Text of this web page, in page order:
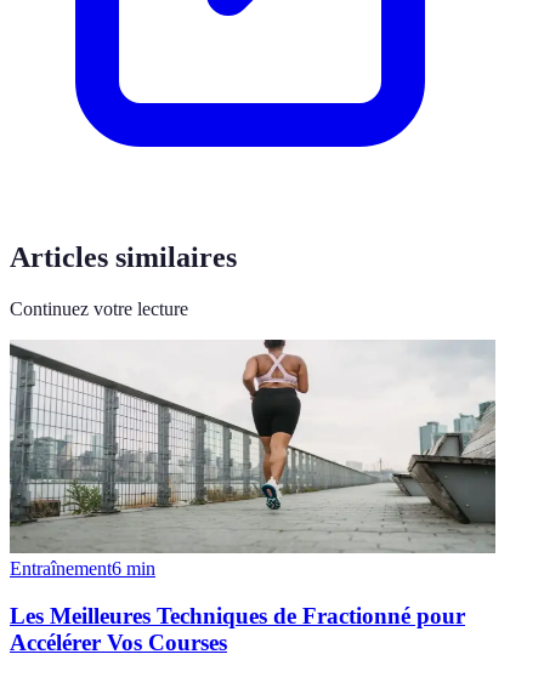
Articles similaires
Continuez votre lecture
Entraînement6 min
Les Meilleures Techniques de Fractionné pour
Accélérer Vos Courses